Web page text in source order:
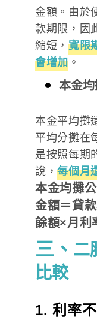
金額。由於
款期限，因
縮短， 寬限
會增加。
本金均
本金平均攤
平均分攤在
是按照每期
說，每個月
本金均攤
金額＝貸
餘額×月利
三、 二
比較
1. 利率